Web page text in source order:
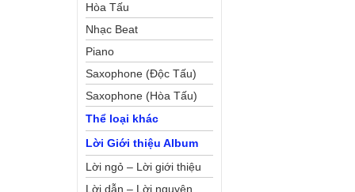
Hòa Tấu
Nhạc Beat
Piano
Saxophone (Độc Tấu)
Saxophone (Hòa Tấu)
Thể loại khác
Lời Giới thiệu Album
Lời ngỏ – Lời giới thiệu
Lời dẫn – Lời nguyện